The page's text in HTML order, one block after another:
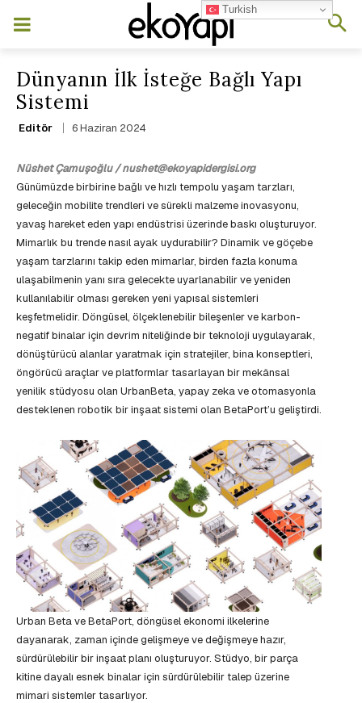
Dünyanın İlk İsteğe Bağlı Yapı
Sistemi
Editör 6 Haziran 2024
Nüshet Çamuşoğlu / nushet@ekoyapidergisi.org
Günümüzde birbirine bağlı ve hızlı tempolu yaşam tarzları,
geleceğin mobilite trendleri ve sürekli malzeme inovasyonu,
yavaş hareket eden yapı endüstrisi üzerinde baskı oluşturuyor.
Mimarlık bu trende nasıl ayak uydurabilir? Dinamik ve göçebe
yaşam tarzlarını takip eden mimarlar, birden fazla konuma
ulaşabilmenin yanı sıra gelecekte uyarlanabilir ve yeniden
kullanılabilir olması gereken yeni yapısal sistemleri
keşfetmelidir. Döngüsel, ölçeklenebilir bileşenler ve karbon-
negatif binalar için devrim niteliğinde bir teknoloji uygulayarak,
dönüştürücü alanlar yaratmak için stratejiler, bina konseptleri,
öngörücü araçlar ve platformlar tasarlayan bir mekânsal
yenilik stüdyosu olan UrbanBeta, yapay zeka ve otomasyonla
desteklenen robotik bir inşaat sistemi olan BetaPort’u geliştirdi.
Urban Beta ve BetaPort, döngüsel ekonomi ilkelerine
dayanarak, zaman içinde gelişmeye ve değişmeye hazır,
sürdürülebilir bir inşaat planı oluşturuyor. Stüdyo, bir parça
kitine dayalı esnek binalar için sürdürülebilir talep üzerine
mimari sistemler tasarlıyor.
Turkish